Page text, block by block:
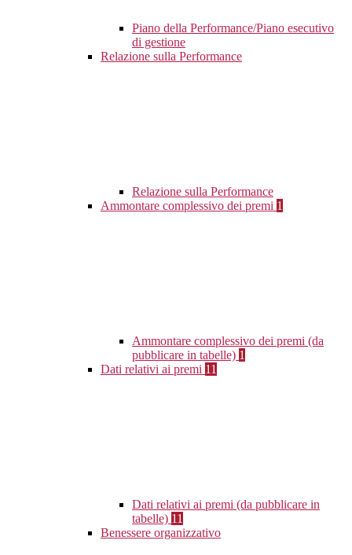
Piano della Performance/Piano esecutivo
di gestione
Relazione sulla Performance
Relazione sulla Performance
Ammontare complessivo dei premi 1
Ammontare complessivo dei premi (da
pubblicare in tabelle) 1
Dati relativi ai premi 11
Dati relativi ai premi (da pubblicare in
tabelle) 11
Benessere organizzativo